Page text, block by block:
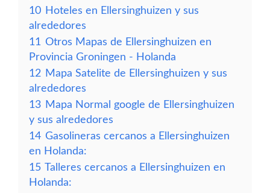
10 Hoteles en Ellersinghuizen y sus
alrededores
11 Otros Mapas de Ellersinghuizen en
Provincia Groningen - Holanda
12 Mapa Satelite de Ellersinghuizen y sus
alrededores
13 Mapa Normal google de Ellersinghuizen
y sus alrededores
14 Gasolineras cercanos a Ellersinghuizen
en Holanda:
15 Talleres cercanos a Ellersinghuizen en
Holanda: